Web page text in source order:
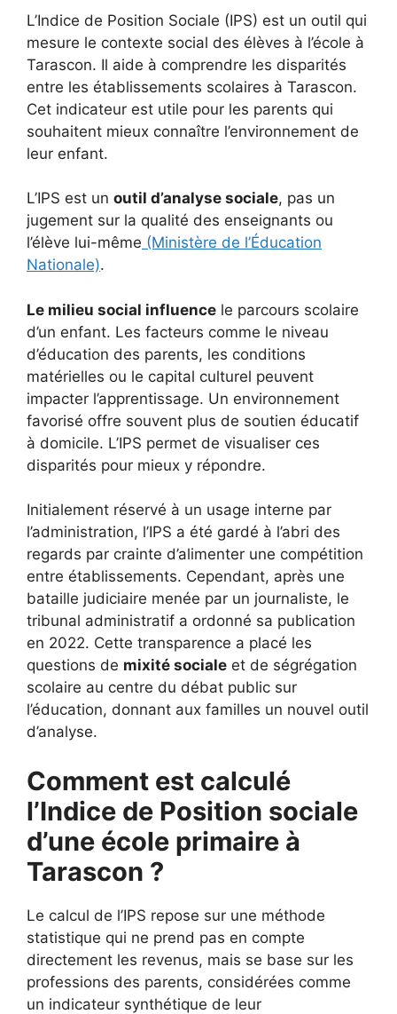
L’Indice de Position Sociale (IPS) est un outil qui
mesure le contexte social des élèves à l’école à
Tarascon. Il aide à comprendre les disparités
entre les établissements scolaires à Tarascon.
Cet indicateur est utile pour les parents qui
souhaitent mieux connaître l’environnement de
leur enfant.
L’IPS est un outil d’analyse sociale, pas un
jugement sur la qualité des enseignants ou
l’élève lui-même (Ministère de l’Éducation
Nationale).
Le milieu social influence le parcours scolaire
d’un enfant. Les facteurs comme le niveau
d’éducation des parents, les conditions
matérielles ou le capital culturel peuvent
impacter l’apprentissage. Un environnement
favorisé offre souvent plus de soutien éducatif
à domicile. L’IPS permet de visualiser ces
disparités pour mieux y répondre.
Initialement réservé à un usage interne par
l’administration, l’IPS a été gardé à l’abri des
regards par crainte d’alimenter une compétition
entre établissements. Cependant, après une
bataille judiciaire menée par un journaliste, le
tribunal administratif a ordonné sa publication
en 2022. Cette transparence a placé les
questions de mixité sociale et de ségrégation
scolaire au centre du débat public sur
l’éducation, donnant aux familles un nouvel outil
d’analyse.
Comment est calculé
l’Indice de Position sociale
d’une école primaire à
Tarascon ?
Le calcul de l’IPS repose sur une méthode
statistique qui ne prend pas en compte
directement les revenus, mais se base sur les
professions des parents, considérées comme
un indicateur synthétique de leur